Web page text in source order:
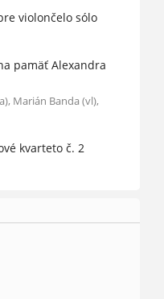
violončelo sólo
pamäť Alexandra
Marián Banda (vl),
kvarteto č. 2